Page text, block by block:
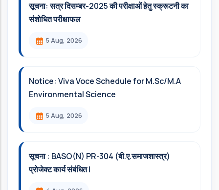
सूचना: सत्र दिसम्‍बर-2025 की परीक्षाओं हेतु स्क्रूटनी का
संशोधित परीक्षाफल
5 Aug, 2026
Notice: Viva Voce Schedule for M.Sc/M.A
Environmental Science
5 Aug, 2026
सूचना : BASO(N) PR-304 (बी.ए.समाजशास्त्र)
प्रोजेक्ट कार्य संबंधित l